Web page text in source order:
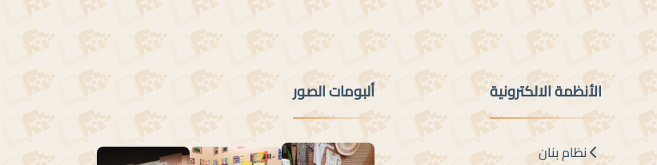
الأنظمة الالكترونية
نظام بنان
ألبومات الصور